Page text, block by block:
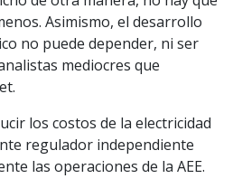
Asimismo, el desarrollo
no puede depender, ni ser
mediocres que
los costos de la electricidad
regulador independiente
las operaciones de la AEE.